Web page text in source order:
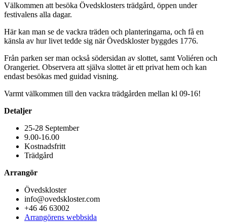
Välkommen att besöka Övedsklosters trädgård, öppen under
festivalens alla dagar.
Här kan man se de vackra träden och planteringarna, och få en
känsla av hur livet tedde sig när Övedskloster byggdes 1776.
Från parken ser man också södersidan av slottet, samt Voliéren och
Orangeriet. Observera att själva slottet är ett privat hem och kan
endast besökas med guidad visning.
Varmt välkommen till den vackra trädgården mellan kl 09-16!
Detaljer
25-28 September
9.00-16.00
Kostnadsfritt
Trädgård
Arrangör
Övedskloster
info@ovedskloster.com
+46 46 63002
Arrangörens webbsida